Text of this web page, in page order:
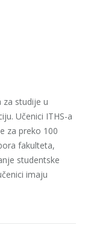
za studije u
Učenici ITHS-a
za preko 100
fakulteta,
studentske
imaju